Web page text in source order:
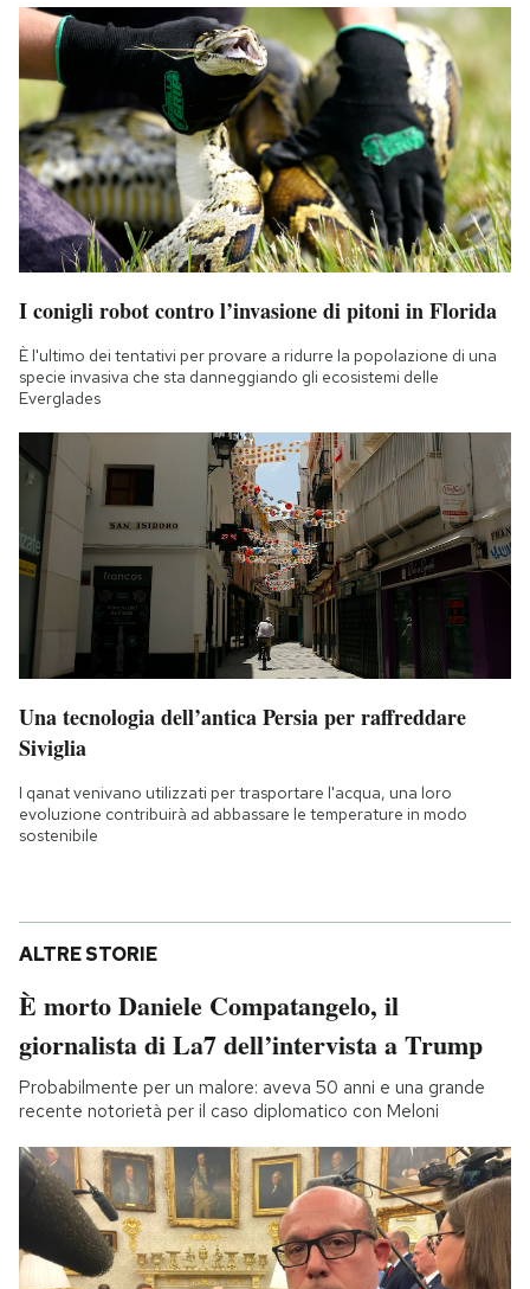
I conigli robot contro l’invasione di pitoni in Florida
È l'ultimo dei tentativi per provare a ridurre la popolazione di una
specie invasiva che sta danneggiando gli ecosistemi delle
Everglades
Una tecnologia dell’antica Persia per raffreddare
Siviglia
I qanat venivano utilizzati per trasportare l'acqua, una loro
evoluzione contribuirà ad abbassare le temperature in modo
sostenibile
ALTRE STORIE
È morto Daniele Compatangelo, il
giornalista di La7 dell’intervista a Trump
Probabilmente per un malore: aveva 50 anni e una grande
recente notorietà per il caso diplomatico con Meloni